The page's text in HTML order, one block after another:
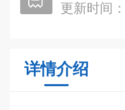
更新时间：
详情介绍